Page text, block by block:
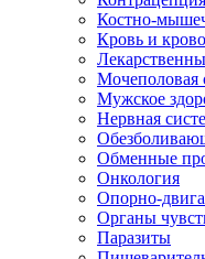
Костно-
Кровь и
Мочеполовая
Мужское
Нервная
Обменные
Онкология
Опорно-
Органы
Паразиты